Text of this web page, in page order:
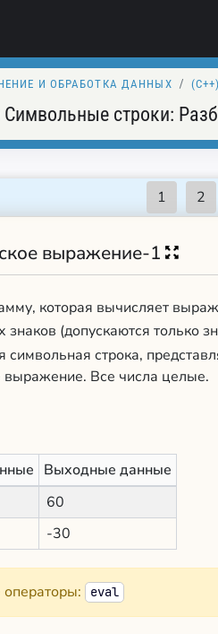
И ОБРАБОТКА ДАННЫХ
Символьные строки:
выражение-1
которая вычисляет
знаков (допускаются только
символьная строка,
выражение. Все числа целые.
Выходные данные
60
-30
eval